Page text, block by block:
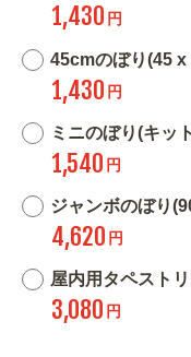
1,430 円
45cmのぼり(45 x
1,430 円
ミニのぼり(キッ
1,540 円
ジャンボのぼり
4,620 円
屋内用タペスト
3,080 円